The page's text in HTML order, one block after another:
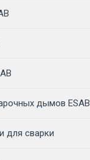
дымов ESAB
для сварки